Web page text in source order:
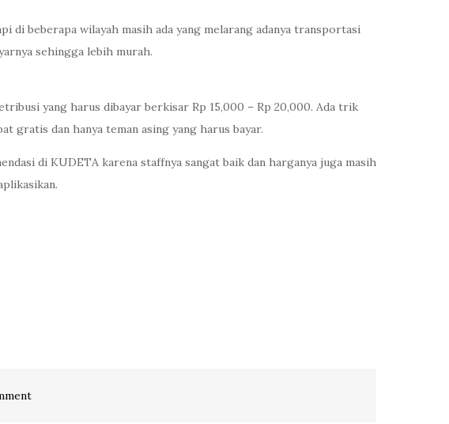
di beberapa wilayah masih ada yang melarang adanya transportasi
sehingga lebih murah.
yang harus dibayar berkisar Rp 15,000 – Rp 20,000. Ada trik
gratis dan hanya teman asing yang harus bayar.
di KUDETA karena staffnya sangat baik dan harganya juga masih
on